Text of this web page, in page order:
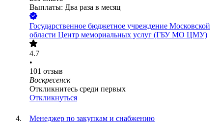
Выплаты: Два раза в месяц
Государственное бюджетное учреждение Московской
области Центр мемориальных услуг (ГБУ МО ЦМУ)
4.7
•
101 отзыв
Воскресенск
Откликнитесь среди первых
Откликнуться
Менеджер по закупкам и снабжению